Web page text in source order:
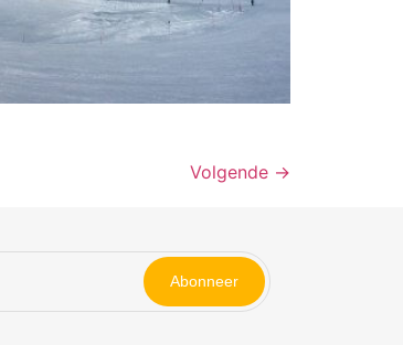
Volgende →
Abonneer